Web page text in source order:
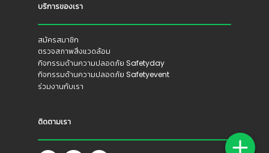
บริการของเรา
สมัครสมาชิก
ตรวจสภาพสิ่งแวดล้อม
กิจกรรมด้านความปลอดภัย Safetyday
กิจกรรมด้านความปลอดภัย Safetyevent
ร่วมงานกับเรา
ติดตามเรา